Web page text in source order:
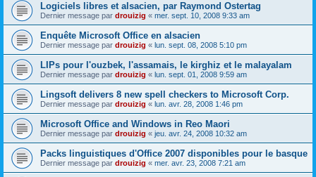
Logiciels libres et alsacien, par Raymond Ostertag
Dernier message par drouizig « mer. sept. 10, 2008 9:33 am
Enquête Microsoft Office en alsacien
Dernier message par drouizig « lun. sept. 08, 2008 5:10 pm
LIPs pour l'ouzbek, l'assamais, le kirghiz et le malayalam
Dernier message par drouizig « lun. sept. 01, 2008 9:59 am
Lingsoft delivers 8 new spell checkers to Microsoft Corp.
Dernier message par drouizig « lun. avr. 28, 2008 1:46 pm
Microsoft Office and Windows in Reo Maori
Dernier message par drouizig « jeu. avr. 24, 2008 10:32 am
Packs linguistiques d'Office 2007 disponibles pour le basque
Dernier message par drouizig « mer. avr. 23, 2008 7:21 am